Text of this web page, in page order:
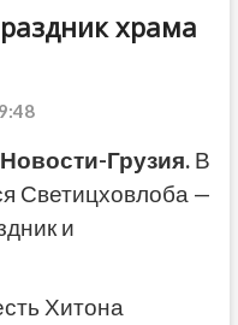
храма
Грузия. В
Светицховлоба —
и
Хитона